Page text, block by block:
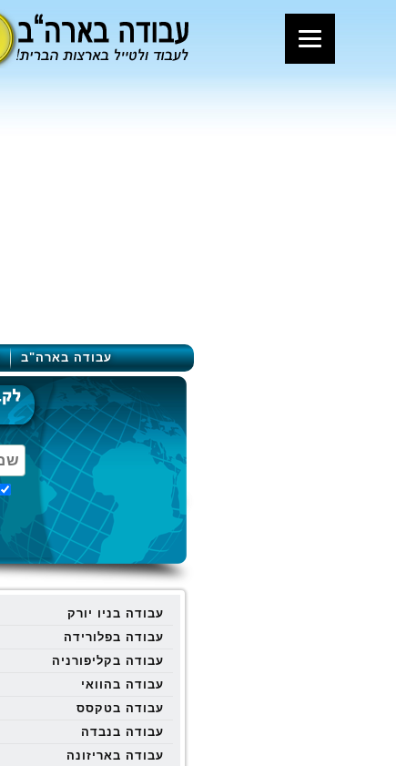
עבודה בארה"ב
עבודה בניו יורק
עבודה בפלורידה
עבודה בקליפורניה
עבודה בהוואי
עבודה בטקסס
עבודה בנבדה
עבודה באריזונה